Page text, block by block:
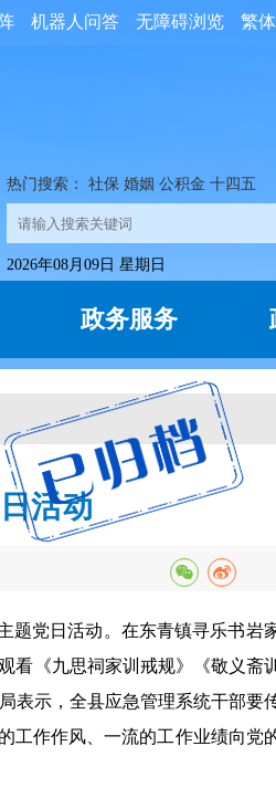
繁体
无障碍浏览
机器人问答
热门搜索： 社保 婚姻 公积金 十四五
2026年08月09日 星期日
政务服务
活动
题党日活动。 在东青镇寻乐书岩
看《九思祠家训戒规》《敬义斋
表示，全县应急管理系统干部要
工作作风、一流的工作业绩向党